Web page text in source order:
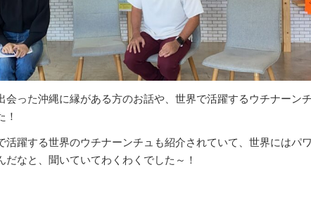
会った沖縄に縁がある方のお話や、世界で活躍するウチナーン
！
活躍する世界のウチナーンチュも紹介されていて、世界にはパ
だなと、聞いていてわくわくでした～！